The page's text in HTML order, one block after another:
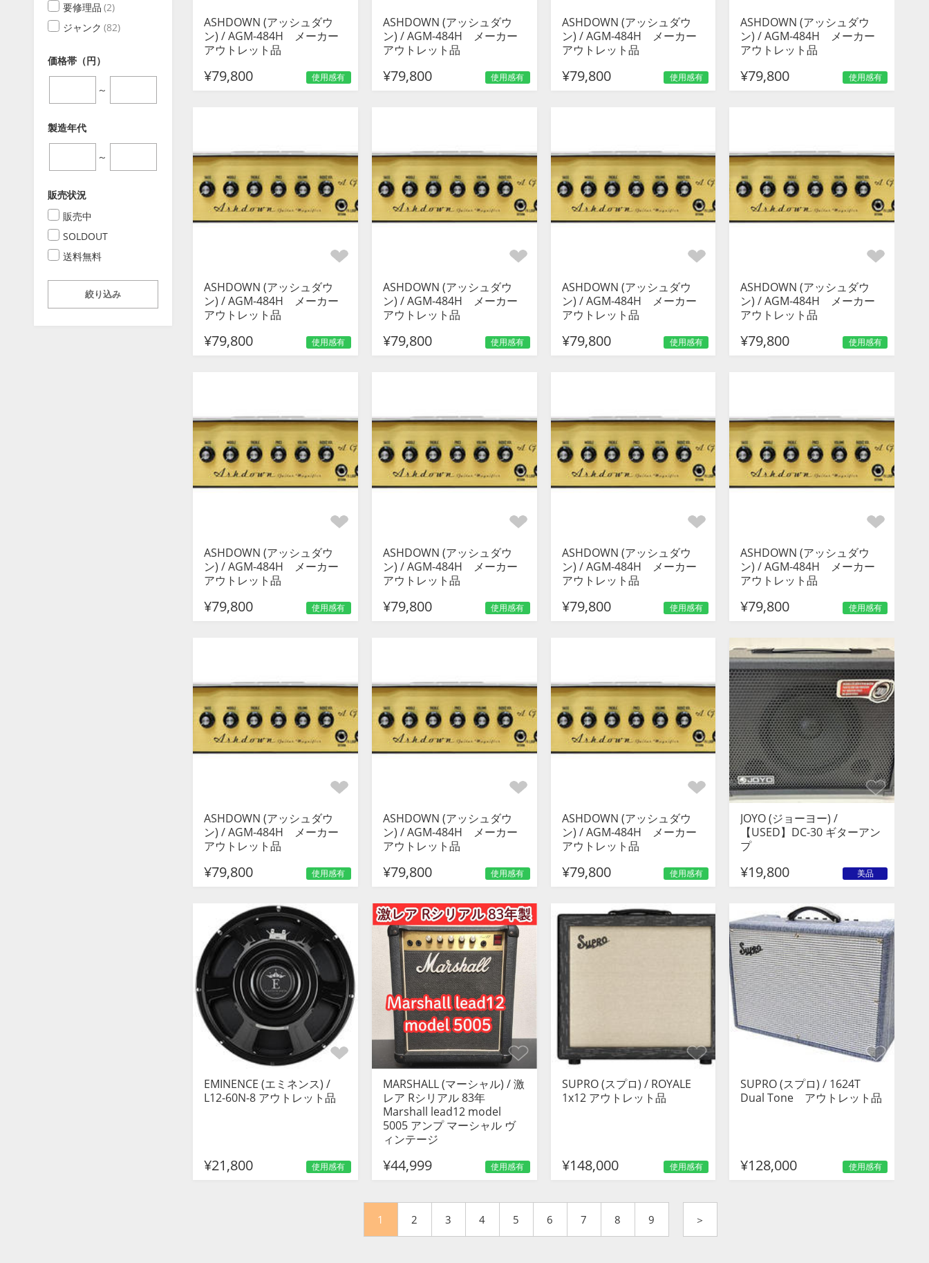
ASHDOWN (アッシュダウ
ン) / AGM-484H メーカー
アウトレット品
¥79,800 使用感有
ASHDOWN (アッシュダウ
ン) / AGM-484H メーカー
アウトレット品
¥79,800 使用感有
ASHDOWN (アッシュダウ
ン) / AGM-484H メーカー
アウトレット品
¥79,800 使用感有
ASHDOWN (アッシュダウ
ン) / AGM-484H メーカー
アウトレット品
¥79,800 使用感有
ASHDOWN (アッシュダウ
ン) / AGM-484H メーカー
アウトレット品
¥79,800 使用感有
ASHDOWN (アッシュダウ
ン) / AGM-484H メーカー
アウトレット品
¥79,800 使用感有
ASHDOWN (アッシュダウ
ン) / AGM-484H メーカー
アウトレット品
¥79,800 使用感有
ASHDOWN (アッシュダウ
ン) / AGM-484H メーカー
アウトレット品
¥79,800 使用感有
ASHDOWN (アッシュダウ
ン) / AGM-484H メーカー
アウトレット品
¥79,800 使用感有
ASHDOWN (アッシュダウ
ン) / AGM-484H メーカー
アウトレット品
¥79,800 使用感有
ASHDOWN (アッシュダウ
ン) / AGM-484H メーカー
アウトレット品
¥79,800 使用感有
ASHDOWN (アッシュダウ
ン) / AGM-484H メーカー
アウトレット品
¥79,800 使用感有
ASHDOWN (アッシュダウ
ン) / AGM-484H メーカー
アウトレット品
¥79,800 使用感有
ASHDOWN (アッシュダウ
ン) / AGM-484H メーカー
アウトレット品
¥79,800 使用感有
ASHDOWN (アッシュダウ
ン) / AGM-484H メーカー
アウトレット品
¥79,800 使用感有
JOYO (ジョーヨー) /
【USED】DC-30 ギターアン
プ
¥19,800 美品
EMINENCE (エミネンス) /
L12-60N-8 アウトレット品
¥21,800 使用感有
MARSHALL (マーシャル) / 激
レア Rシリアル 83年
Marshall lead12 model
5005 アンプ マーシャル ヴ
ィンテージ
¥44,999 使用感有
SUPRO (スプロ) / ROYALE
1x12 アウトレット品
¥148,000 使用感有
SUPRO (スプロ) / 1624T
Dual Tone アウトレット品
¥128,000 使用感有
1 2 3 4 5 6 7 8 9 ＞
要修理品 (2)
ジャンク (82)
価格帯（円）
～
製造年代
～
販売状況
販売中
SOLDOUT
送料無料
絞り込み